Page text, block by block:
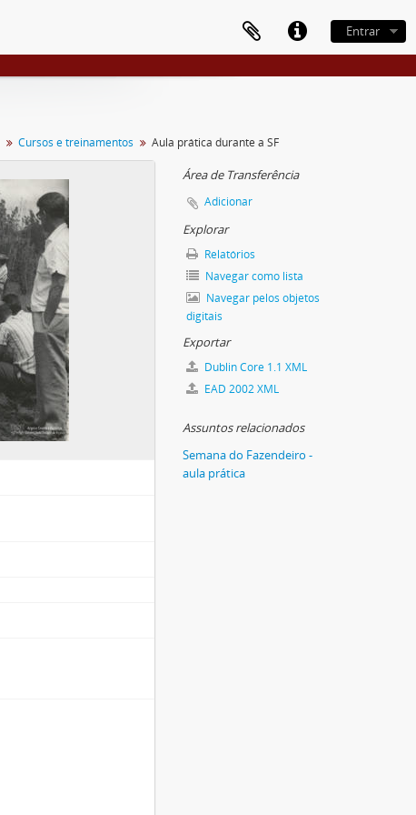
Entrar
Cursos e treinamentos Aula prática durante a SF
Área de Transferência
Adicionar
Explorar
Relatórios
Navegar como lista
Navegar pelos objetos
digitais
Exportar
Dublin Core 1.1 XML
EAD 2002 XML
Assuntos relacionados
Semana do Fazendeiro -
aula prática